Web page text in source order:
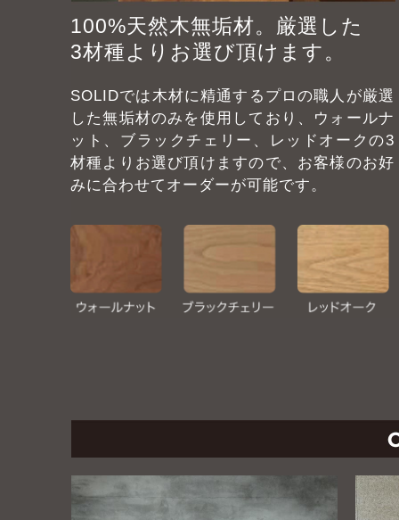
100%天然木無垢材。厳選した
3材種よりお選び頂けます。
SOLIDでは木材に精通するプロの職人が厳選
した無垢材のみを使用しており、ウォールナ
ット、ブラックチェリー、レッドオークの3
材種よりお選び頂けますので、お客様のお好
みに合わせてオーダーが可能です。